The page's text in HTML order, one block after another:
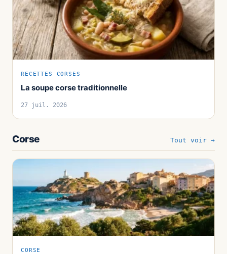
RECETTES CORSES
La soupe corse traditionnelle
27 juil. 2026
Corse Tout voir →
CORSE